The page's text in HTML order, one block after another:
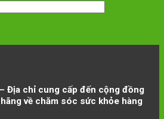
– Địa chỉ cung cấp đến cộng đồng
về chăm sóc sức khỏe hàng